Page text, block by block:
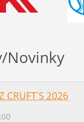
Novinky
CRUFT´S 2026